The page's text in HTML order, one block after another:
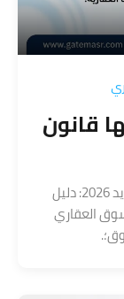
قانون
10 فرص استثمارية يخلقها قانون الإيجار الجديد 2026: دليل
العقاري